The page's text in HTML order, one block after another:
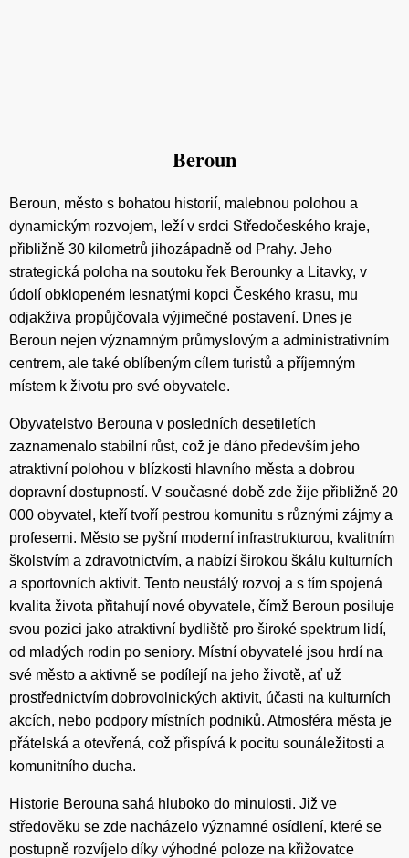
Beroun
Beroun, město s bohatou historií, malebnou polohou a
dynamickým rozvojem, leží v srdci Středočeského kraje,
přibližně 30 kilometrů jihozápadně od Prahy. Jeho
strategická poloha na soutoku řek Berounky a Litavky, v
údolí obklopeném lesnatými kopci Českého krasu, mu
odjakživa propůjčovala výjimečné postavení. Dnes je
Beroun nejen významným průmyslovým a administrativním
centrem, ale také oblíbeným cílem turistů a příjemným
místem k životu pro své obyvatele.
Obyvatelstvo Berouna v posledních desetiletích
zaznamenalo stabilní růst, což je dáno především jeho
atraktivní polohou v blízkosti hlavního města a dobrou
dopravní dostupností. V současné době zde žije přibližně 20
000 obyvatel, kteří tvoří pestrou komunitu s různými zájmy a
profesemi. Město se pyšní moderní infrastrukturou, kvalitním
školstvím a zdravotnictvím, a nabízí širokou škálu kulturních
a sportovních aktivit. Tento neustálý rozvoj a s tím spojená
kvalita života přitahují nové obyvatele, čímž Beroun posiluje
svou pozici jako atraktivní bydliště pro široké spektrum lidí,
od mladých rodin po seniory. Místní obyvatelé jsou hrdí na
své město a aktivně se podílejí na jeho životě, ať už
prostřednictvím dobrovolnických aktivit, účasti na kulturních
akcích, nebo podpory místních podniků. Atmosféra města je
přátelská a otevřená, což přispívá k pocitu sounáležitosti a
komunitního ducha.
Historie Berouna sahá hluboko do minulosti. Již ve
středověku se zde nacházelo významné osídlení, které se
postupně rozvíjelo díky výhodné poloze na křižovatce